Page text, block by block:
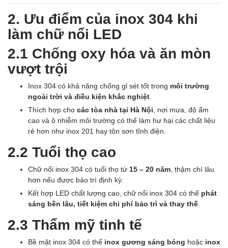
2. Ưu điểm của inox 304 khi
làm chữ nổi LED
2.1 Chống oxy hóa và ăn mòn
vượt trội
Inox 304 có khả năng chống gỉ sét tốt trong môi trường
ngoài trời và điều kiện khắc nghiệt
Thích hợp cho các tòa nhà tại Hà Nội , nơi mưa, độ ẩm
cao và ô nhiễm môi trường có thể làm hư hại các chất liệu
rẻ hơn như inox 201 hay tôn sơn tĩnh điện.
2.2 Tuổi thọ cao
Chữ nổi inox 304 có tuổi thọ từ 15 – 20 năm , thậm chí lâu
hơn nếu được bảo trì định kỳ.
Kết hợp LED chất lượng cao, chữ nổi inox 304 có thể phát
sáng bền lâu, tiết kiệm chi phí bảo trì và thay thế
2.3 Thẩm mỹ tinh tế
Bề mặt inox 304 có thể inox gương sáng bóng hoặc inox